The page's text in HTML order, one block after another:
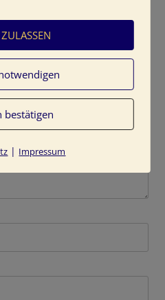
veröffentlicht.
bestätigen
| Impressum